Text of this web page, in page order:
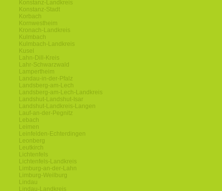
Konstanz-Landkreis
Konstanz-Stadt
Korbach
Kornwestheim
Kronach-Landkreis
Kulmbach
Kulmbach-Landkreis
Kusel
Lahn-Dill-Kreis
Lahr-Schwarzwald
Lampertheim
Landau-in-der-Pfalz
Landsberg-am-Lech
Landsberg-am-Lech-Landkreis
Landshut-Landshut-Isar
Landshut-Landkreis-Langen
Lauf-an-der-Pegnitz
Lebach
Leimen
Leinfelden-Echterdingen
Leonberg
Leutkirch
Lichtenfels
Lichtenfels-Landkreis
Limburg-an-der-Lahn
Limburg-Weilburg
Lindau
Lindau-Landkreis